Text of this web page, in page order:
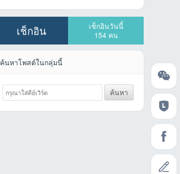
เช็กอิน
เช็กอินวันนี้
154คน
ค้นหาโพสต์ในกลุ่มนี้
ค้นหา